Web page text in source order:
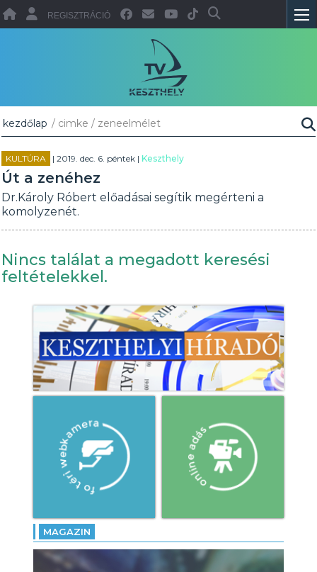
REGISZTRÁCIÓ
kezdőlap / cimke / zeneelmélet
KULTÚRA | 2019. dec. 6. péntek |Keszthely
Út a zenéhez
Dr.Károly Róbert előadásai segítik megérteni a
komolyzenét.
Nincs találat a megadott keresési
feltételekkel.
MAGAZIN